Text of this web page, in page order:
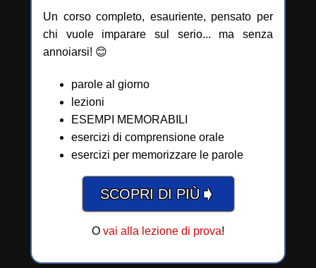
Un corso completo, esauriente, pensato per
chi vuole imparare sul serio... ma senza
annoiarsi! 😊
parole al giorno
lezioni
ESEMPI MEMORABILI
esercizi di comprensione orale
esercizi per memorizzare le parole
SCOPRI DI PIÙ➧
O vai alla lezione di prova!